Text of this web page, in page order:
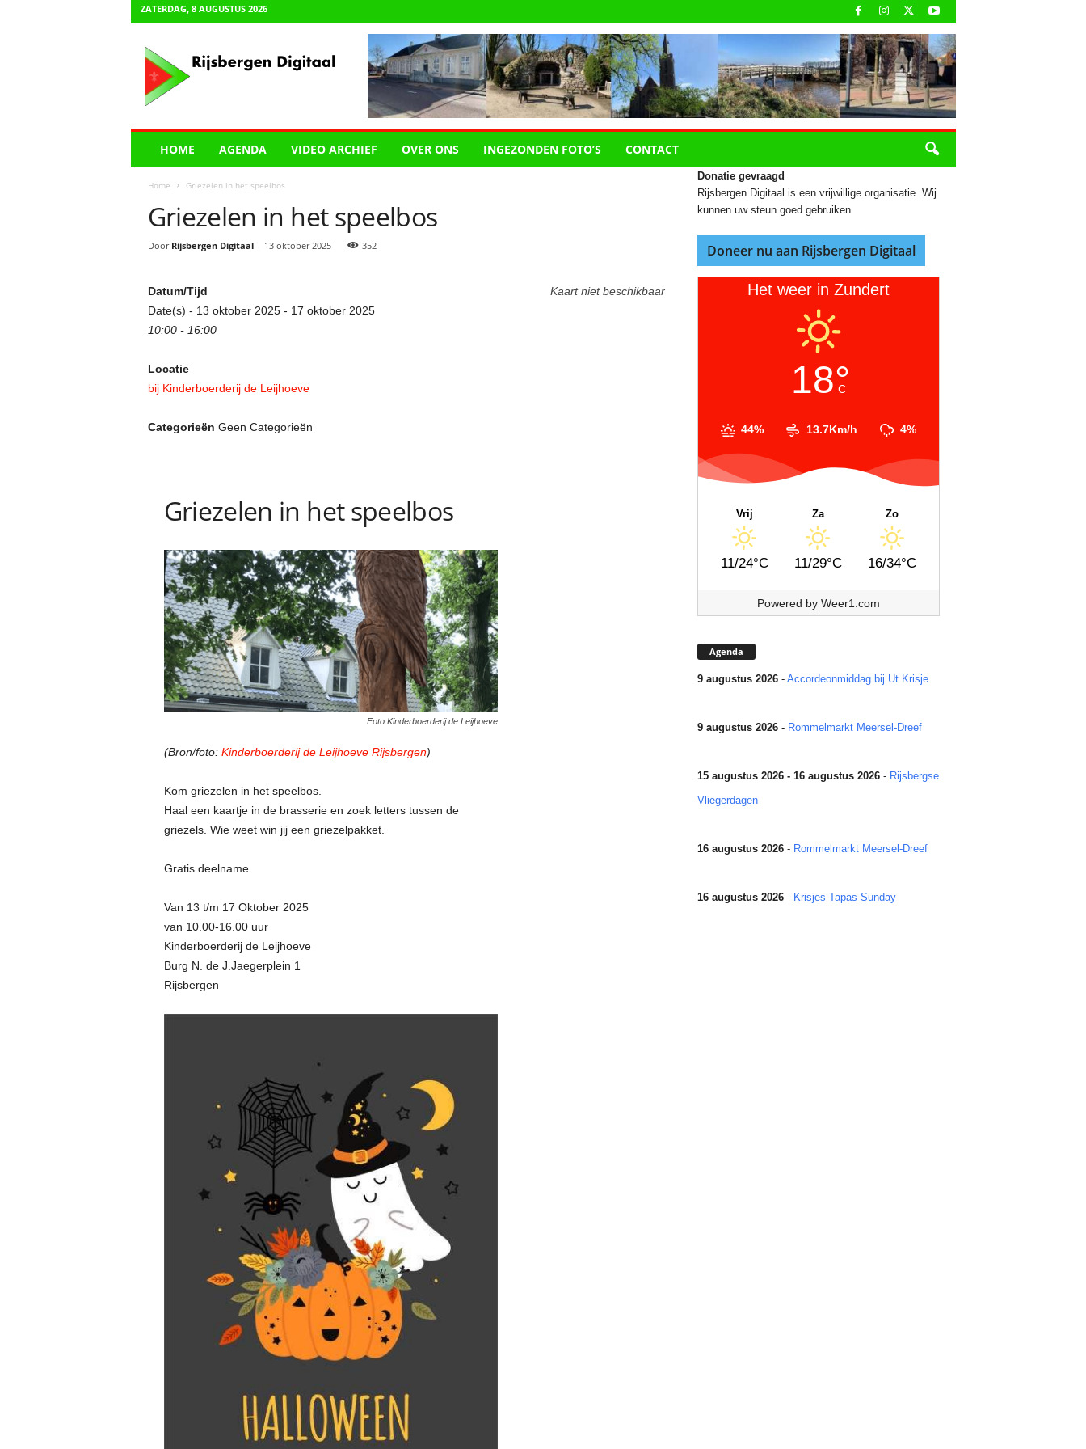
ZATERDAG, 8 AUGUSTUS 2026
HOME AGENDA VIDEO ARCHIEF OVER ONS INGEZONDEN FOTO’S CONTACT
Home Griezelen in het speelbos
Griezelen in het speelbos
Door Rijsbergen Digitaal- 13 oktober 2025 352
Kaart niet beschikbaar
Datum/Tijd
Date(s) - 13 oktober 2025 - 17 oktober 2025
10:00 - 16:00
Locatie
bij Kinderboerderij de Leijhoeve
Categorieën Geen Categorieën
Griezelen in het speelbos
Foto Kinderboerderij de Leijhoeve
(Bron/foto: Kinderboerderij de Leijhoeve Rijsbergen)
Kom griezelen in het speelbos.
Haal een kaartje in de brasserie en zoek letters tussen de
griezels. Wie weet win jij een griezelpakket.
Gratis deelname
Van 13 t/m 17 Oktober 2025
van 10.00-16.00 uur
Kinderboerderij de Leijhoeve
Burg N. de J.Jaegerplein 1
Rijsbergen
Donatie gevraagd
Rijsbergen Digitaal is een vrijwillige organisatie. Wij
kunnen uw steun goed gebruiken.
Doneer nu aan Rijsbergen Digitaal
Het weer in Zundert
18°
C
44% 13.7Km/h 4%
Vrij
11/24°C
Za
11/29°C
Zo
16/34°C
Powered by Weer1.com
Agenda
9 augustus 2026- Accordeonmiddag bij Ut Krisje
9 augustus 2026- Rommelmarkt Meersel-Dreef
15 augustus 2026 - 16 augustus 2026- Rijsbergse
Vliegerdagen
16 augustus 2026- Rommelmarkt Meersel-Dreef
16 augustus 2026- Krisjes Tapas Sunday